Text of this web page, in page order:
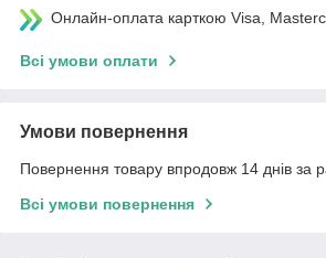
Онлайн-оплата карткою Visa,
Всі умови оплати
Умови повернення
Повернення товару впродовж 14 днів за
Всі умови повернення